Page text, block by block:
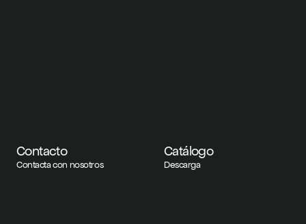
Contacto
Contacta con nosotros
Catálogo
Descarga